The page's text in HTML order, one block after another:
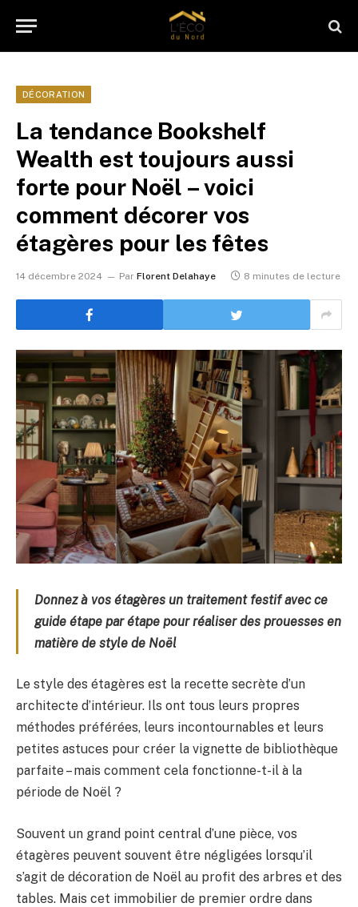
DÉCORATION
La tendance Bookshelf
Wealth est toujours aussi
forte pour Noël – voici
comment décorer vos
étagères pour les fêtes
14 décembre 2024 Par Florent Delahaye 8 minutes de lecture
Donnez à vos étagères un traitement festif avec ce
guide étape par étape pour réaliser des prouesses en
matière de style de Noël
Le style des étagères est la recette secrète d’un
architecte d’intérieur. Ils ont tous leurs propres
méthodes préférées, leurs incontournables et leurs
petites astuces pour créer la vignette de bibliothèque
parfaite – mais comment cela fonctionne-t-il à la
période de Noël ?
Souvent un grand point central d’une pièce, vos
étagères peuvent souvent être négligées lorsqu’il
s’agit de décoration de Noël au profit des arbres et des
tables. Mais cet immobilier de premier ordre dans